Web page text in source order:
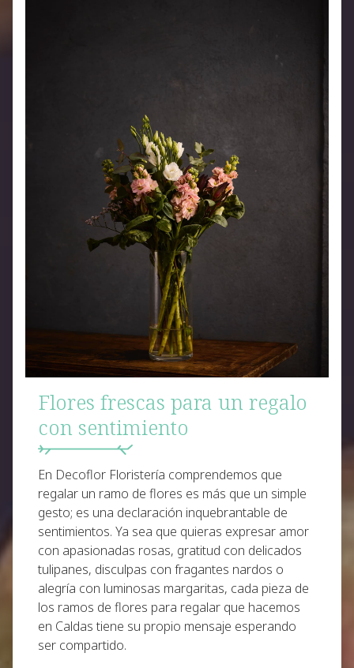
Flores frescas para un regalo
con sentimiento
En Decoflor Floristería comprendemos que
regalar un ramo de flores es más que un simple
gesto; es una declaración inquebrantable de
sentimientos. Ya sea que quieras expresar amor
con apasionadas rosas, gratitud con delicados
tulipanes, disculpas con fragantes nardos o
alegría con luminosas margaritas, cada pieza de
los ramos de flores para regalar que hacemos
en Caldas tiene su propio mensaje esperando
ser compartido.